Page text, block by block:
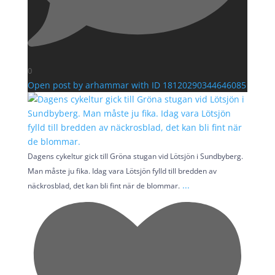
0
Open post by arhammar with ID 18120290344646085
Dagens cykeltur gick till Gröna stugan vid Lötsjön i Sundbyberg.
Man måste ju fika. Idag vara Lötsjön fylld till bredden av
näckrosblad, det kan bli fint när de blommar. ...